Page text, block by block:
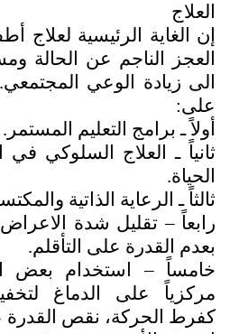
العلاج
إن الغاية الرئيسية لعلاج
العجز الناجم عن الحالة
الى زيادة الوعي
على:
أولاً ـ برامج التعليم المستمر.
ثانياً ـ العلاج السلوكي
الحياة.
ثالثاً ـ الرعاية الذاتية
رابعاً – تقليل شدة
بعدم القدرة على التأقلم.
خامساً – استخدام بعض
مركزياً على الدماغ
كفرط الحركة، نقص القدرة